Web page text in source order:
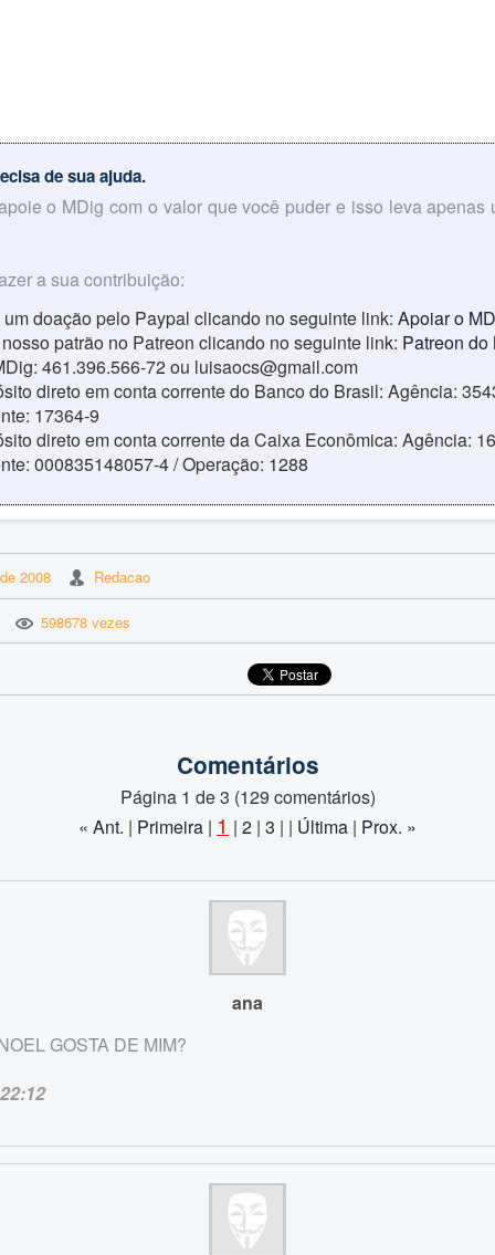
de sua ajuda.
o MDig com o valor que você puder e isso leva apenas
a sua contribuição:
um doação pelo Paypal clicando no seguinte link: Apoiar o
patrão no Patreon clicando no seguinte link: Patreon do
461.396.566-72 ou luisaocs@gmail.com
direto em conta corrente do Banco do Brasil: Agência:
17364-9
direto em conta corrente da Caixa Econômica: Agência:
000835148057-4 / Operação: 1288
2008 Redacao
598678 vezes
Comentários
Página 1 de 3 (129 comentários)
« Ant. | Primeira | 1 | 2 | 3 | | Última | Prox. »
ana
GOSTA DE MIM?
22:12